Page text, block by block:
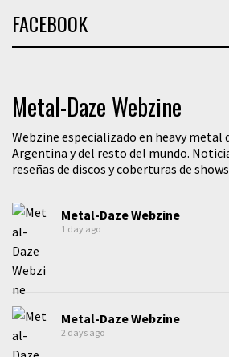
FACEBOOK
Metal-Daze Webzine
Webzine especializado en heavy metal
Argentina y del resto del mundo.
reseñas de discos y coberturas de
Metal-Daze Webzine
1 day ago
Metal-Daze Webzine
2 days ago